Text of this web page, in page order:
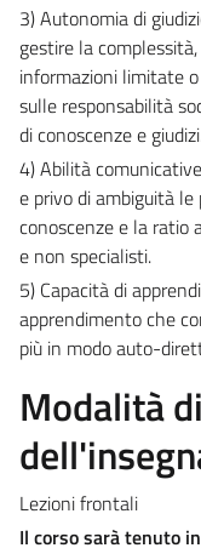
3) Autonomia di
gestire la
informazioni limitate
sulle responsabilità
di conoscenze e
4) Abilità
e privo di ambiguità
conoscenze e la ratio
e non specialisti.
5) Capacità di
apprendimento che
più in modo auto-
Modalità
Lezioni frontali
Il corso sarà tenuto